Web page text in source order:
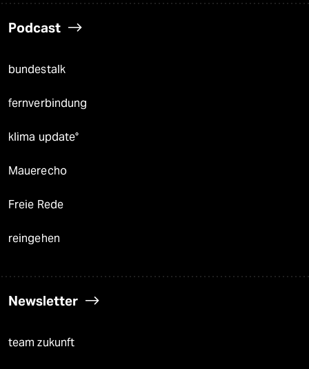
Podcast
bundestalk
fernverbindung
klima update°
Mauerecho
Freie Rede
reingehen
Newsletter
team zukunft